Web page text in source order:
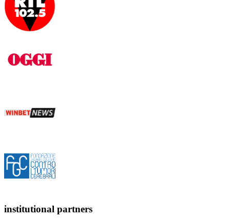
institutional partners